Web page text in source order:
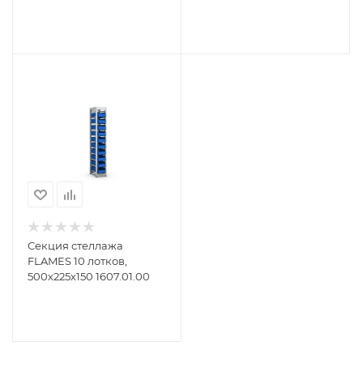
Секция стеллажа
FLAMES 10 лотков,
500х225х150 1607.01.00